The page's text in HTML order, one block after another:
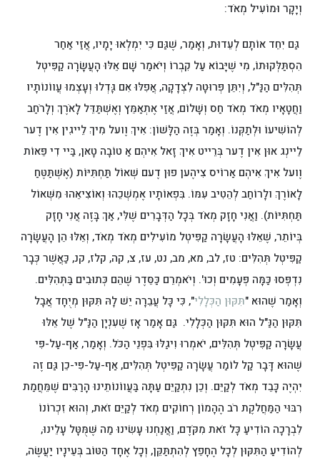
וְיָקָר וּמוֹעִיל מְאֹד:
גַּם יִחֵד אוֹתָם לְעֵדוּת, וְאָמַר, שֶׁגַּם כִּי יִמְלְאוּ יָמָיו, אֲזַי אַחַר
הִסְתַּלְּקוּתוֹ, מִי שֶׁיָּבוֹא עַל קִבְרוֹ וְיֹאמַר שָׁם אֵלּוּ הָעֲשָׂרָה קַפִּיטְל
תְּהִלִּים הַנַּ"ל, וְיִתֵּן פְּרוּטָה לִצְדָקָה, אֲפִלּוּ אִם גָּדְלוּ וְעָצְמוּ עֲווֹנוֹתָיו
וַחֲטָאָיו מְאֹד מְאֹד חַס וְשָׁלוֹם, אֲזַי אֶתְאַמֵּץ וְאֶשְׁתַּדֵּל לָאֹרֶךְ וְלָרֹחַב
לְהוֹשִׁיעוֹ וּלְתַקְּנוֹ. וְאָמַר בְּזֶה הַלָּשׁוֹן: אִיךְ וֶועל מִיךְ לֵייגִין אִין דֶער
לֵיינְג אוּן אִין דֶער בְּרֵייט אִיךְ זָאל אִיהְם אַ טוֹבָה טָאן, בַּיי דִי פֵּאוֹת
וֶועל אִיךְ אִיהְם אַרוֹיס צִיהֶען פוּן דֶעם שְׁאוֹל תַּחְתִּיּוֹת (אֶשְׁתַּטֶּחַ
לָאוֹרֶךְ ולָרוֹחַב לְהֵטִיב עִמּוֹ. בִּפְאוֹתָיו אֶמְשְׁכֵהוּ וְאוֹצִיאֵהוּ מִשְּׁאוֹל
תַּחְתִּיּוֹת). וַאֲנִי חָזָק מְאֹד בְּכָל הַדְּבָרִים שֶׁלִּי, אַךְ בָּזֶה אֲנִי חָזָק
בְּיוֹתֵר, שֶׁאֵלּוּ הָעֲשָׂרָה קַפִּיטְל מוֹעִילִים מְאֹד מְאֹד, וְאֵלּוּ הֵן הָעֲשָׂרָה
קַפִּיטְל תְּהִלִּים: טז, לב, מא, מב, נט, עז, צ, קה, קלז, קנ, כַּאֲשֶׁר כְּבָר
נִדְפְּסוּ כַּמָּה פְּעָמִים וְכוּ'. וְיֹאמְרֵם כַּסֵּדֶר שֶׁהֵם כְּתוּבִים בַּתְּהִלִּים.
וְאָמַר שֶׁהוּא "תִּקּוּן הַכְּלָלִי", כִּי כָּל עֲבֵרָה יֵשׁ לָהּ תִּקּוּן מְיֻחָד אֲבָל
תִּקּוּן הַנַּ"ל הוּא תִּקּוּן הַכְּלָלִי. גַּם אָמַר אָז שֶׁעִנְיָן הַנַּ"ל שֶׁל אֵלּוּ
עֲשָׂרָה קַפִּיטְל תְּהִלִּים, יֹאמְרוּ וִיגַלּוּ בִּפְנֵי הַכֹּל. וְאָמַר, אַף-עַל-פִּי
שֶׁהוּא דָּבָר קַל לוֹמַר עֲשָׂרָה קַפִּיטְל תְּהִלִּים, אַף-עַל-פִּי-כֵן גַּם זֶה
יִהְיֶה כָּבֵד מְאֹד לְקַיֵּם. וְכֵן נִתְקַיֵּם עַתָּה בַּעֲווֹנוֹתֵינוּ הָרַבִּים שֶׁמֵּחֲמַת
רִבּוּי הַמַּחֲלקֶת רֹב הֶהָמוֹן רְחוֹקִים מְאֹד לְקַיֵּם זֹאת, וְהוּא זִכְרוֹנוֹ
לִבְרָכָה הוֹדִיעַ כָּל זֹאת מִקֹּדֶם, וַאֲנַחְנוּ עָשִׂינוּ מַה שֶּׁמֻּטָּל עָלֵינוּ,
לְהוֹדִיעַ הַתִּקּוּן לְכָל הֶחָפֵץ לְהִתְתַּקֵּן, וְכָל אֶחָד הַטּוֹב בְּעֵינָיו יַעֲשֶׂה,